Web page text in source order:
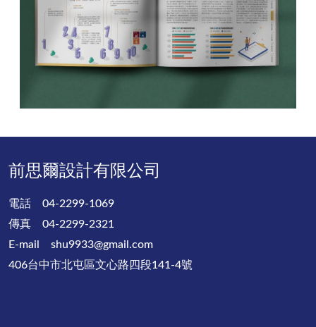
前思爾設計有限公司
電話 04-2299-1069
傳真 04-2299-2321
E-mail
shu9933@gmail.com
406台中市北屯區文心路四段141-4號